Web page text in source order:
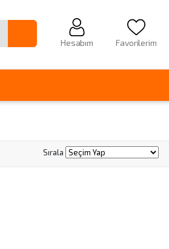
Hesabım Favorilerim
Sırala